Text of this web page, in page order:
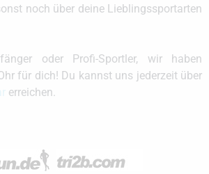
noch über deine Lieblingssportarten
oder Profi-Sportler, wir haben
für dich! Du kannst uns jederzeit über
erreichen.